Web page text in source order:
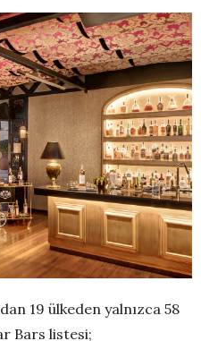
19 ülkeden yalnızca 58
Bars listesi;